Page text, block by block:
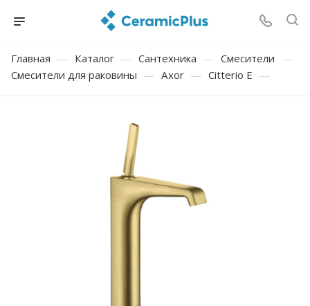
Главная — Каталог — Сантехника — Смесители —
Смесители для раковины — Axor — Citterio E —